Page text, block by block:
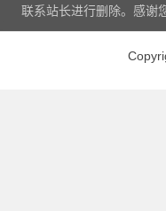
联系站长进行删除。感谢